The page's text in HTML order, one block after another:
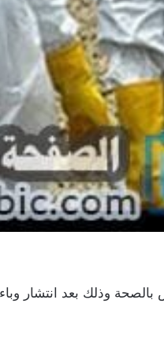
وذلك بعد انتشار